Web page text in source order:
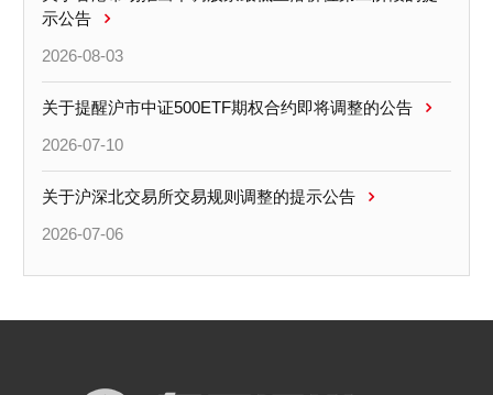
示公告
2026-08-03
关于提醒沪市中证500ETF期权合约即将调整的公告
2026-07-10
关于沪深北交易所交易规则调整的提示公告
2026-07-06